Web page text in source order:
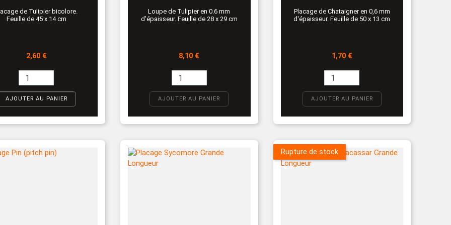
de Tulipier bicolore.
Feuille de 45 x 14 cm
Prix
2,60 €
AJOUTER AU PANIER
Loupe de Tulipier en 0.6 mm
d'épaisseur. Feuille de 28 x 29 cm
Prix
8,10 €
AJOUTER AU PANIER
Placage de Chataigner en 0,6 mm
d'épaisseur. Feuille de 50 x 13 cm
Prix
1,70 €
AJOUTER AU PANIER
Rupture de stock